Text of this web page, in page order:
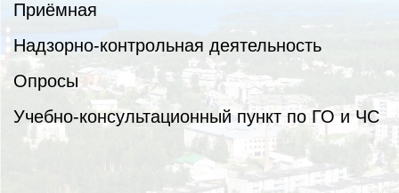
Приёмная
Надзорно-контрольная деятельность
Опросы
Учебно-консультационный пункт по ГО и ЧС